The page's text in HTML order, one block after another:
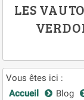
LES
Vous êtes ici :
Accueil
Blog